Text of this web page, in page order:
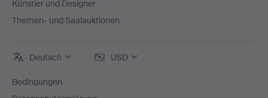
Künstler und Designer
Themen- und Saalauktionen
Deutsch USD
Bedingungen